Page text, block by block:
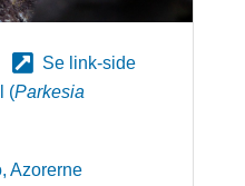
Se link-side
(Parkesia
, Azorerne